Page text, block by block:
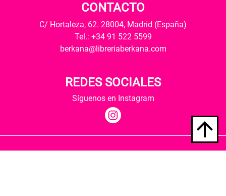
CONTACTO
C/ Hortaleza, 62. 28004, Madrid (España)
Tel.: +34 91 522 5599
berkana@libreriaberkana.com
REDES SOCIALES
Síguenos en Instagram